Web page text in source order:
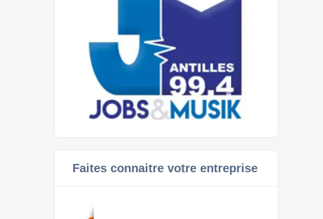
Faites connaitre votre entreprise